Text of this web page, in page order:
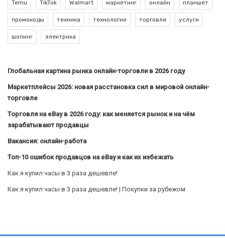
Temu TikTok Walmart маркетинг онлайн планшет
промокоды техника технологии торговля услуги
шопинг электрика
Глобальная картина рынка онлайн-торговли в 2026 году
Маркетплейсы 2026: новая расстановка сил в мировой онлайн-
торговле
Торговля на eBay в 2026 году: как меняется рынок и на чём
зарабатывают продавцы
Вакансия: онлайн-работа
Топ-10 ошибок продавцов на eBay и как их избежать
Как я купил часы в 3 раза дешевле!
Как я купил часы в 3 раза дешевле! | Покупки за рубежом